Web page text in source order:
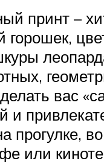
принт –
горошек,
вас
и
прогулке,
или